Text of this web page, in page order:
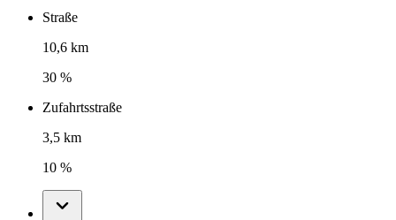
Straße
10,6 km
30 %
Zufahrtsstraße
3,5 km
10 %